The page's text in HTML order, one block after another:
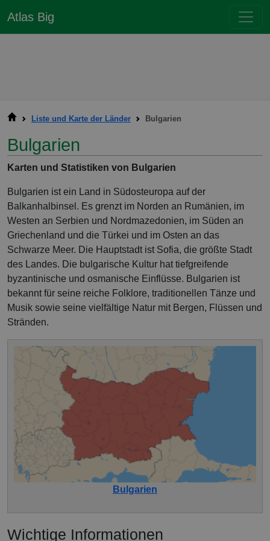
Atlas Big
Liste und Karte der Länder Bulgarien
Bulgarien
Karten und Statistiken von Bulgarien
Bulgarien ist ein Land in Südosteuropa auf der
Balkanhalbinsel. Es grenzt im Norden an Rumänien, im
Westen an Serbien und Nordmazedonien, im Süden an
Griechenland und die Türkei und im Osten an das
Schwarze Meer. Die Hauptstadt ist Sofia, die größte Stadt
des Landes. Die bulgarische Kultur hat tiefgreifende
byzantinische und osmanische Einflüsse. Bulgarien ist
bekannt für seine reiche Folklore, traditionellen Tänze und
Musik sowie seine vielfältige Natur mit Bergen, Flüssen und
Stränden.
Bulgarien
Wichtige Informationen